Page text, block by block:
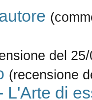
del
(recensione
L'Arte di